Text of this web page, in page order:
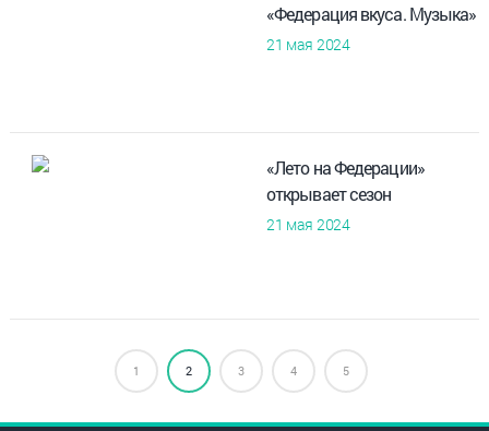
«Федерация вкуса. Музыка»
21 мая 2024
«Лето на Федерации»
открывает сезон
21 мая 2024
1 2 3 4 5